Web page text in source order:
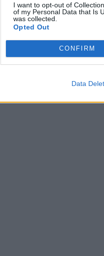
I want to opt-out of
of my Personal Data that Is
was collected.
Opted Out
CONFIRM
Data